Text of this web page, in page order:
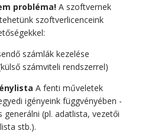
probléma! A szoftvernek
szoftverlicenceink
számlák kezelése
számviteli rendszerrel)
A fenti műveletek
igényeink függvényében -
(pl. adatlista, vezetői
stb.).